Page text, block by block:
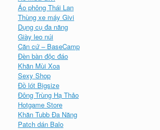
Áo phông Thái Lan
Thùng xe máy Givi
Dụng cụ đa năng
Giày leo núi
Căn cứ – BaseCamp
Đèn bàn độc đáo
Khăn Mùi Xoa
Sexy Shop
Đồ lót Bigsize
Đông Trùng Hạ Thảo
Hotgame Store
Khăn Tubb Đa Năng
Patch dán Balo